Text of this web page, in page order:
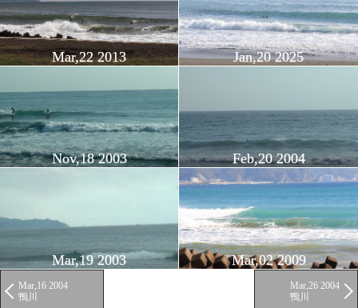
Mar,22 2013 Jan,20 2025
Nov,18 2003 Feb,20 2004
Mar,19 2003 Mar,02 2009
Mar,16 2004
鴨川
Mar,26 2004
鴨川